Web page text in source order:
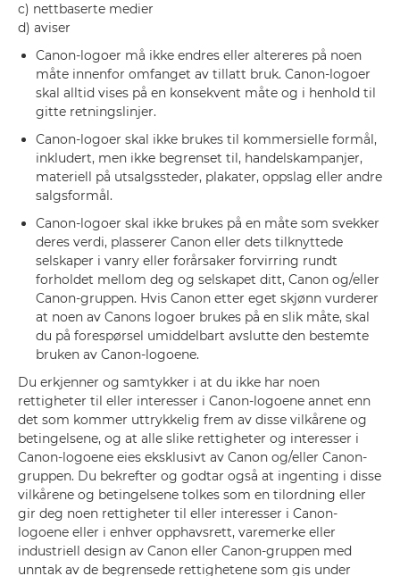
c) nettbaserte medier
d) aviser
Canon-logoer må ikke endres eller altereres på noen
måte innenfor omfanget av tillatt bruk. Canon-logoer
skal alltid vises på en konsekvent måte og i henhold til
gitte retningslinjer.
Canon-logoer skal ikke brukes til kommersielle formål,
inkludert, men ikke begrenset til, handelskampanjer,
materiell på utsalgssteder, plakater, oppslag eller andre
salgsformål.
Canon-logoer skal ikke brukes på en måte som svekker
deres verdi, plasserer Canon eller dets tilknyttede
selskaper i vanry eller forårsaker forvirring rundt
forholdet mellom deg og selskapet ditt, Canon og/eller
Canon-gruppen. Hvis Canon etter eget skjønn vurderer
at noen av Canons logoer brukes på en slik måte, skal
du på forespørsel umiddelbart avslutte den bestemte
bruken av Canon-logoene.
Du erkjenner og samtykker i at du ikke har noen
rettigheter til eller interesser i Canon-logoene annet enn
det som kommer uttrykkelig frem av disse vilkårene og
betingelsene, og at alle slike rettigheter og interesser i
Canon-logoene eies eksklusivt av Canon og/eller Canon-
gruppen. Du bekrefter og godtar også at ingenting i disse
vilkårene og betingelsene tolkes som en tilordning eller
gir deg noen rettigheter til eller interesser i Canon-
logoene eller i enhver opphavsrett, varemerke eller
industriell design av Canon eller Canon-gruppen med
unntak av de begrensede rettighetene som gis under